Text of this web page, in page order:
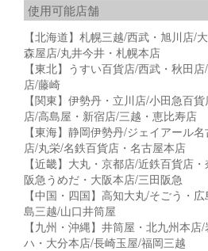
使用可能店舗
【北海道】札幌三越/西武・旭川店/
森屋店/丸井今井・札幌本店
【東北】うすい百貨店/西武・秋田
店/藤崎
【関東】伊勢丹・立川店/小田急百
店/高島屋・新宿店/三越・恵比寿店
【東海】静岡伊勢丹/ジェイアール
店/丸栄/名鉄百貨店・名古屋本店
【近畿】大丸・京都店/近鉄百貨店
阪急うめだ・大阪本店/三田阪急
【中国・四国】高知大丸/そごう・
島三越/山口井筒屋
【九州・沖縄】井筒屋・北九州本
ハ・大分本店/長崎玉屋/福岡三越